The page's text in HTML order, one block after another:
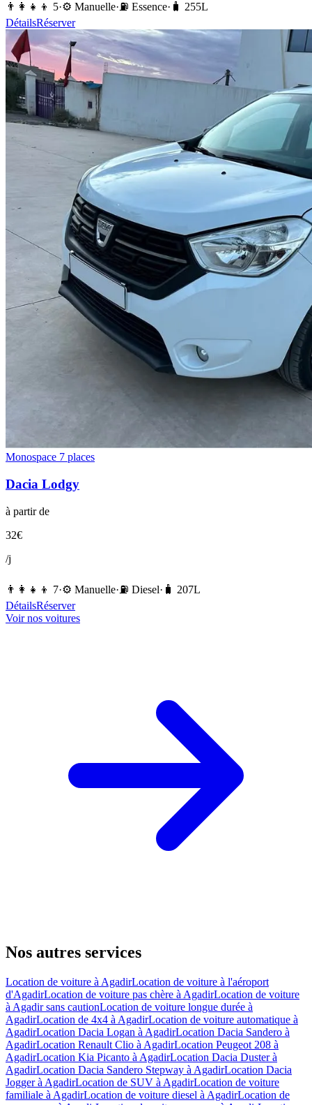
👨‍👩‍👧‍👦 5·⚙️ Manuelle·⛽️ Essence· 🧳 255L
DétailsRéserver
Monospace 7 places
Dacia Lodgy
à partir de
32€
/j
👨‍👩‍👧‍👦 7·⚙️ Manuelle·⛽️ Diesel· 🧳 207L
DétailsRéserver
Voir nos voitures
Nos autres services
Location de voiture à AgadirLocation de voiture à l'aéroport
d'AgadirLocation de voiture pas chère à AgadirLocation de voiture
à Agadir sans cautionLocation de voiture longue durée à
AgadirLocation de 4x4 à AgadirLocation de voiture automatique à
AgadirLocation Dacia Logan à AgadirLocation Dacia Sandero à
AgadirLocation Renault Clio à AgadirLocation Peugeot 208 à
AgadirLocation Kia Picanto à AgadirLocation Dacia Duster à
AgadirLocation Dacia Sandero Stepway à AgadirLocation Dacia
Jogger à AgadirLocation de SUV à AgadirLocation de voiture
familiale à AgadirLocation de voiture diesel à AgadirLocation de